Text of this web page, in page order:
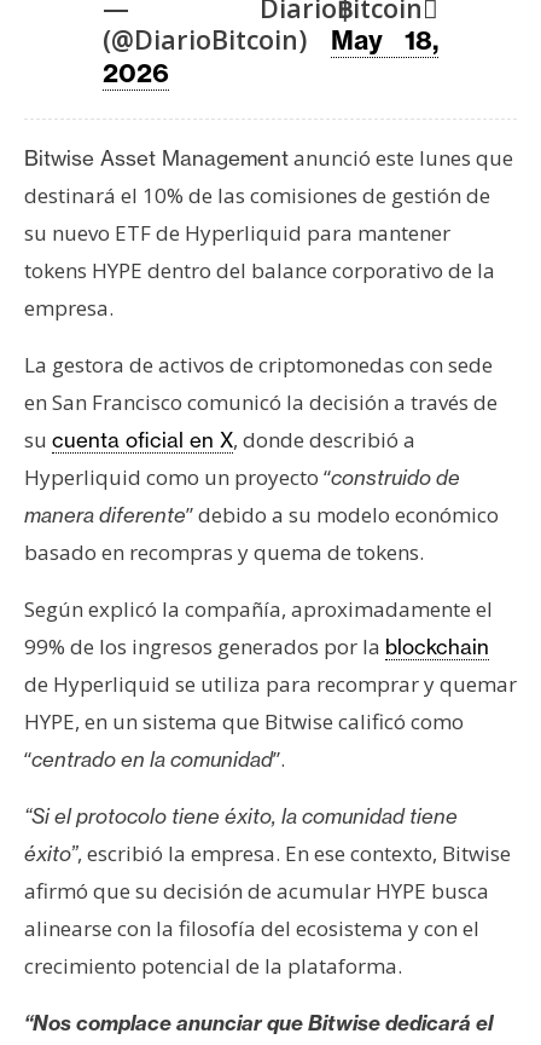
a
T
e
m
a
R
e
c
u
s
o
C
n
a
c
t
o
y
u
— Diario฿itcoin
(@DiarioBitcoin) May 18,
2026
Bitwise Asset Managementanunció este lunes que
destinará el 10% de las comisiones de gestión de
su nuevo ETF de Hyperliquid para mantener
tokens HYPE dentro del balance corporativo de la
empresa.
La gestora de activos de criptomonedas con sede
en San Francisco comunicó la decisión a través de
su cuenta oficial en X, donde describió a
Hyperliquid como un proyecto “construido de
manera diferente” debido a su modelo económico
basado en recompras y quema de tokens.
Según explicó la compañía, aproximadamente el
99% de los ingresos generados por la blockchain
de Hyperliquid se utiliza para recomprar y quemar
HYPE, en un sistema que Bitwise calificó como
“centrado en la comunidad”.
“Si el protocolo tiene éxito, la comunidad tiene
éxito”, escribió la empresa. En ese contexto, Bitwise
afirmó que su decisión de acumular HYPE busca
alinearse con la filosofía del ecosistema y con el
crecimiento potencial de la plataforma.
“Nos complace anunciar que Bitwise dedicará el